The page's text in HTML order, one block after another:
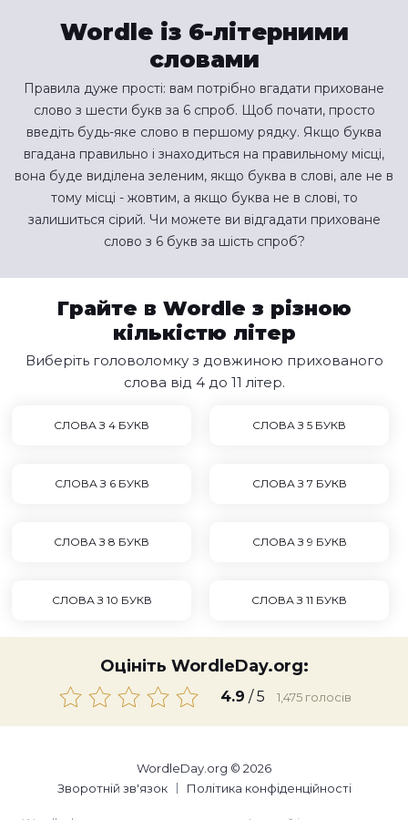
Wordle із 6-літерними
словами
Правила дуже прості: вам потрібно вгадати приховане
слово з шести букв за 6 спроб. Щоб почати, просто
введіть будь-яке слово в першому рядку. Якщо буква
вгадана правильно і знаходиться на правильному місці,
вона буде виділена зеленим, якщо буква в слові, але не в
тому місці - жовтим, а якщо буква не в слові, то
залишиться сірий. Чи можете ви відгадати приховане
слово з 6 букв за шість спроб?
Грайте в Wordle з різною
кількістю літер
Виберіть головоломку з довжиною прихованого
слова від 4 до 11 літер.
СЛОВА З 4 БУКВ СЛОВА З 5 БУКВ
СЛОВА З 6 БУКВ СЛОВА З 7 БУКВ
СЛОВА З 8 БУКВ СЛОВА З 9 БУКВ
СЛОВА З 10 БУКВ СЛОВА З 11 БУКВ
Оцініть WordleDay.org:
4.9 / 5 1,475 голосів
WordleDay.org © 2026
Зворотній зв'язок
Політика конфіденційності